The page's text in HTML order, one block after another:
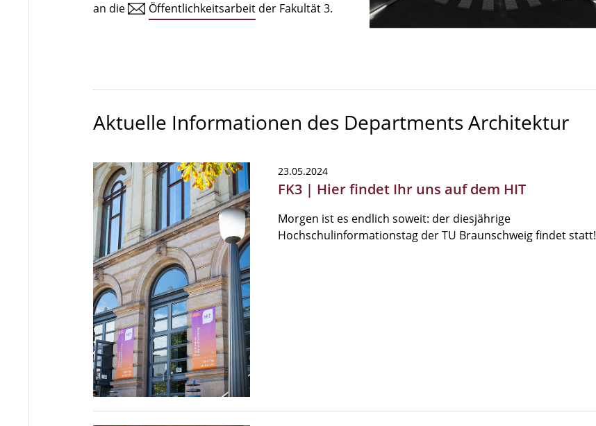
an die
Öffentlichkeitsarbeit der Fakultät 3.
Aktuelle Informationen des Departments Architektur
23.05.2024
FK3 | Hier findet Ihr uns auf dem HIT
Morgen ist es endlich soweit: der diesjährige
Hochschulinformationstag der TU Braunschweig findet statt!